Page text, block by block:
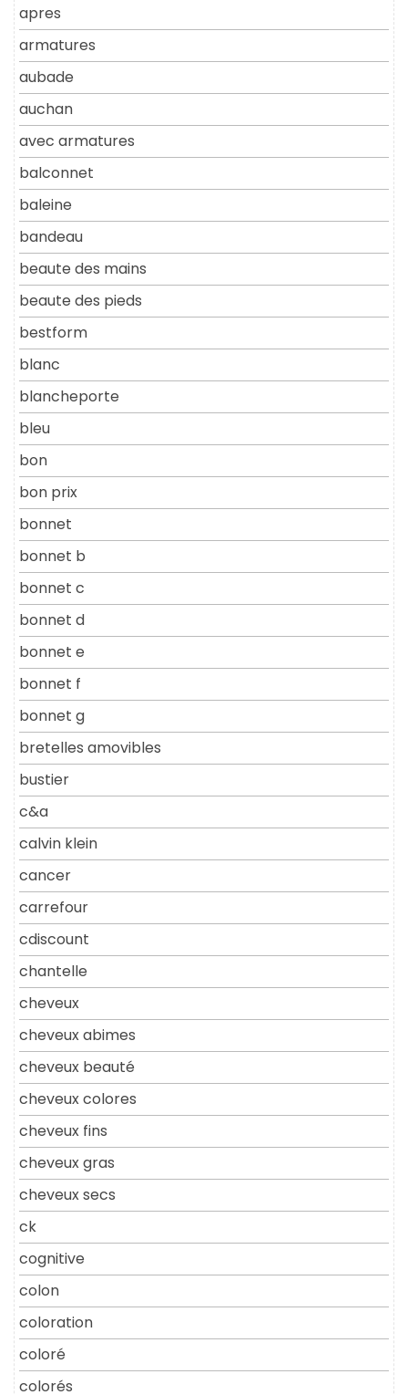
apres
armatures
aubade
auchan
avec armatures
balconnet
baleine
bandeau
beaute des mains
beaute des pieds
bestform
blanc
blancheporte
bleu
bon
bon prix
bonnet
bonnet b
bonnet c
bonnet d
bonnet e
bonnet f
bonnet g
bretelles amovibles
bustier
c&a
calvin klein
cancer
carrefour
cdiscount
chantelle
cheveux
cheveux abimes
cheveux beauté
cheveux colores
cheveux fins
cheveux gras
cheveux secs
ck
cognitive
colon
coloration
coloré
colorés